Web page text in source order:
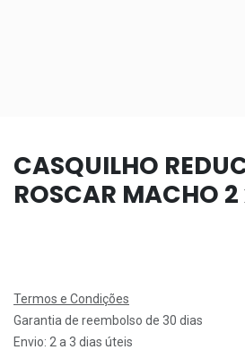
CASQUILHO
ROSCAR MACHO 2
Termos e Condições
Garantia de reembolso de 30 dias
Envio: 2 a 3 dias úteis